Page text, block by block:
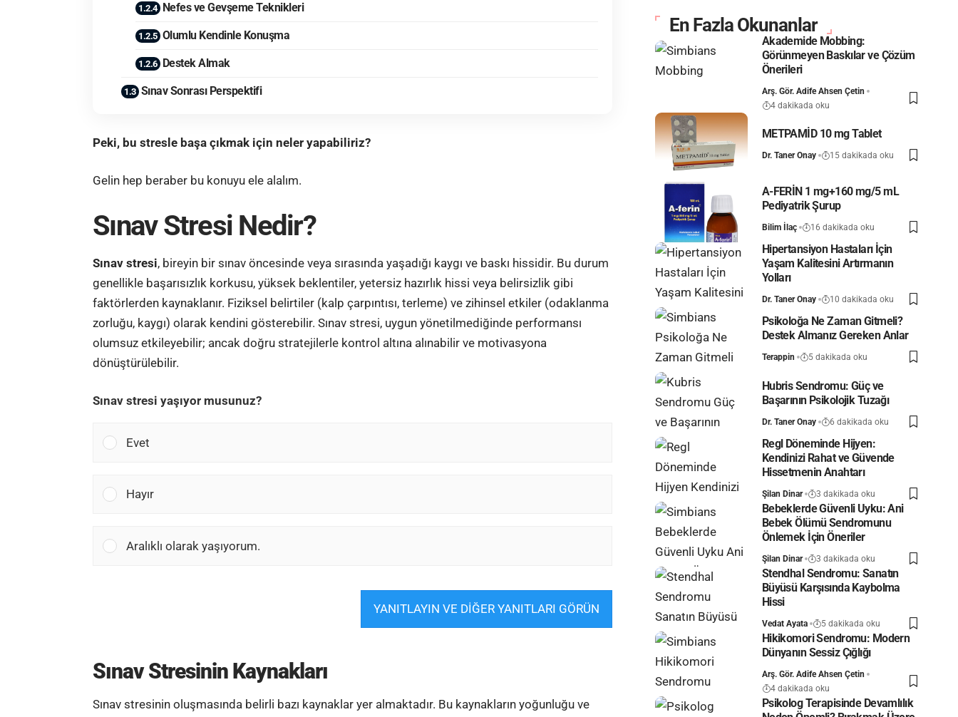
Nefes ve Gevşeme Teknikleri
Olumlu Kendinle Konuşma
Destek Almak
Sınav Sonrası Perspektifi
Peki, bu stresle başa çıkmak için neler yapabiliriz?
Gelin hep beraber bu konuyu ele alalım.
Sınav Stresi Nedir?
Sınav stresi, bireyin bir sınav öncesinde veya sırasında yaşadığı kaygı ve baskı hissidir. Bu durum
genellikle başarısızlık korkusu, yüksek beklentiler, yetersiz hazırlık hissi veya belirsizlik gibi
faktörlerden kaynaklanır. Fiziksel belirtiler (kalp çarpıntısı, terleme) ve zihinsel etkiler (odaklanma
zorluğu, kaygı) olarak kendini gösterebilir. Sınav stresi, uygun yönetilmediğinde performansı
olumsuz etkileyebilir; ancak doğru stratejilerle kontrol altına alınabilir ve motivasyona
dönüştürülebilir.
Sınav stresi yaşıyor musunuz?
Evet
Hayır
Aralıklı olarak yaşıyorum.
YANITLAYIN VE DİĞER YANITLARI GÖRÜN
Sınav Stresinin Kaynakları
Sınav stresinin oluşmasında belirli bazı kaynaklar yer almaktadır. Bu kaynakların yoğunluğu ve
En Fazla Okunanlar
Akademide Mobbing:
Görünmeyen Baskılar ve Çözüm
Önerileri
Arş. Gör. Adife Ahsen Çetin
4 dakikada oku
METPAMİD 10 mg Tablet
Dr. Taner Onay 15 dakikada oku
A-FERİN 1 mg+160 mg/5 mL
Pediyatrik Şurup
Bilim İlaç 16 dakikada oku
Hipertansiyon Hastaları İçin
Yaşam Kalitesini Artırmanın
Yolları
Dr. Taner Onay 10 dakikada oku
Psikoloğa Ne Zaman Gitmeli?
Destek Almanız Gereken Anlar
Terappin 5 dakikada oku
Hubris Sendromu: Güç ve
Başarının Psikolojik Tuzağı
Dr. Taner Onay 6 dakikada oku
Regl Döneminde Hijyen:
Kendinizi Rahat ve Güvende
Hissetmenin Anahtarı
Şilan Dinar 3 dakikada oku
Bebeklerde Güvenli Uyku: Ani
Bebek Ölümü Sendromunu
Önlemek İçin Öneriler
Şilan Dinar 3 dakikada oku
Stendhal Sendromu: Sanatın
Büyüsü Karşısında Kaybolma
Hissi
Vedat Ayata 5 dakikada oku
Hikikomori Sendromu: Modern
Dünyanın Sessiz Çığlığı
Arş. Gör. Adife Ahsen Çetin
4 dakikada oku
Psikolog Terapisinde Devamlılık